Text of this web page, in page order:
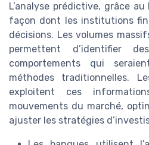
L’analyse prédictive, grâce au
façon dont les institutions
décisions. Les volumes
permettent d’identifier
comportements qui
méthodes traditionnelles.
exploitent ces
mouvements du marché,
ajuster les stratégies